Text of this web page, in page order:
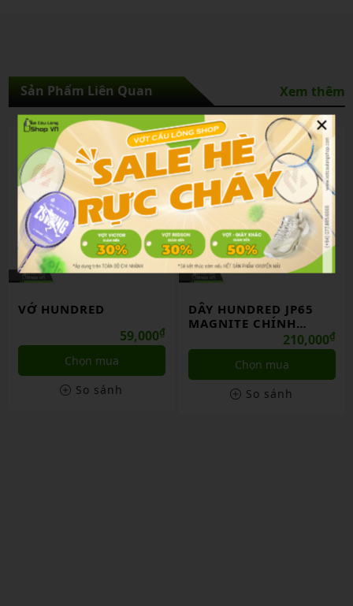
Sản Phẩm Liên Quan Xem thêm
VỚ HUNDRED
59,000₫
Chọn mua
So sánh
DÂY HUNDRED JP65
MAGNITE CHÍNH
210,000₫
Chọn mua
So sánh
×